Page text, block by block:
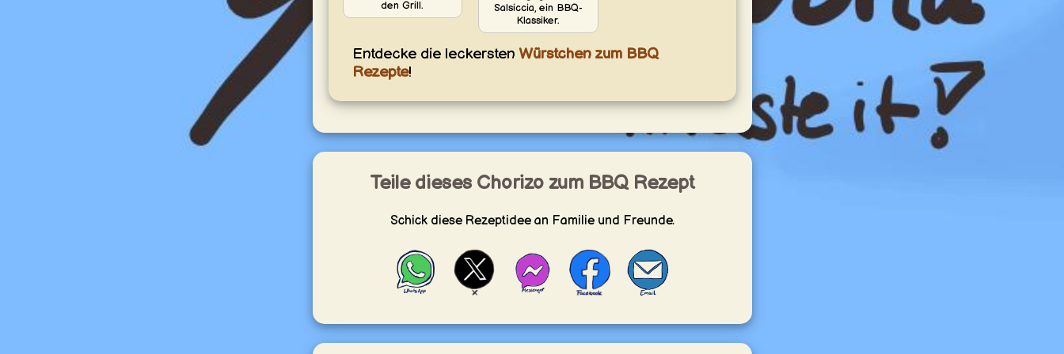
den Grill.
Salsiccia, ein BBQ-
Klassiker.
Entdecke die leckersten Würstchen zum BBQ
Rezepte!
Teile dieses Chorizo zum BBQ Rezept
Schick diese Rezeptidee an Familie und Freunde.